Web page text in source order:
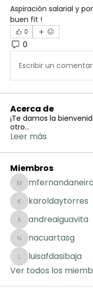
Aspiración salarial y
buen fit !
0
0
Escribir un
Acerca de
¡Te damos la
otro...
Leer más
Miembros
mfernandaneira21
karoldaytorres
karoldaytorres
andreaiguavita
andreaiguavita
nacuartasg
nacuartasg
luisafdasibaja
luisafdasibaja
Ver todos los